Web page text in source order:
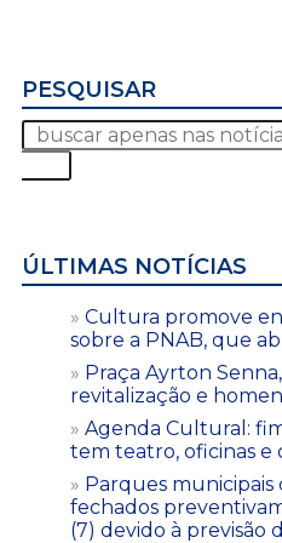
PESQUISAR
ÚLTIMAS NOTÍCIAS
Cultura promove
sobre a PNAB, que
Praça Ayrton
revitalização e
Agenda Cultural:
tem teatro, oficinas e
Parques municipais
fechados
(7) devido à previsão